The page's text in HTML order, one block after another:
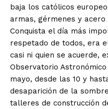
+ Todas las formas de lucha,
baja los católicos
armas, gérmenes y
Conquista el día más
respetado de todos, era
casi ni quien se acuerde,
Observatorio
mayo, desde las 10 y
desaparición de la
talleres de construcción